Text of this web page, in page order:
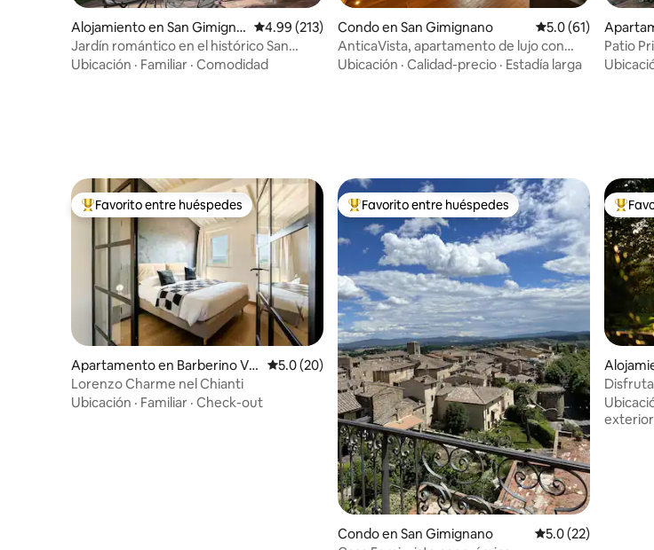
Alojamiento en San Gimigna
no
Calificación promedio: 4.99 de 5, 213 reseñas
4.99 (213)
Jardín romántico en el histórico San
Gimignano
Ubicación · Familiar · Comodidad
Condo en San Gimignano Calificación
5.0 (61)
AnticaVista, apartamento de lujo con
vistas a la torre
Ubicación · Calidad-precio · Estadía larga
o
Patio
Favorito entre huéspedes preferido
Favorito entre huéspedes
Apartamento en Barberino Val
d'Elsa
Calificación promedio: 5.0 de 5, 20 reseñas
5.0 (20)
Lorenzo Charme nel Chianti
Ubicación · Familiar · Check-out
Favorito entre huéspedes preferido
Favorito entre huéspedes
Condo en San Gimignano Calificación
5.0 (22)
rnelle